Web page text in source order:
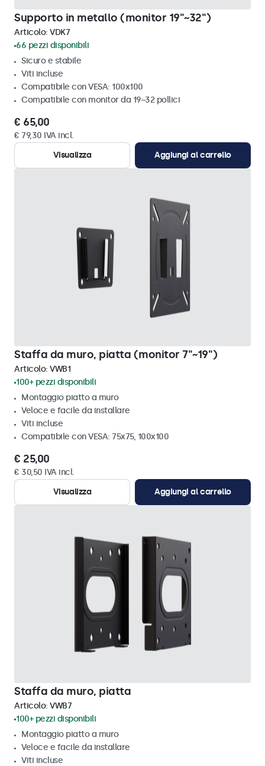
Supporto in metallo (monitor 19"~32")
Articolo: VDK7
66 pezzi disponibili
Sicuro e stabile
Viti incluse
Compatibile con VESA: 100x100
Compatibile con monitor da 19~32 pollici
€ 65,00
€ 79,30 IVA incl.
Visualizza
Aggiungi al carrello
Staffa da muro, piatta (monitor 7"~19")
Articolo: VWB1
100+ pezzi disponibili
Montaggio piatto a muro
Veloce e facile da installare
Viti incluse
Compatibile con VESA: 75x75, 100x100
€ 25,00
€ 30,50 IVA incl.
Visualizza
Aggiungi al carrello
Staffa da muro, piatta
Articolo: VWB7
100+ pezzi disponibili
Montaggio piatto a muro
Veloce e facile da installare
Viti incluse